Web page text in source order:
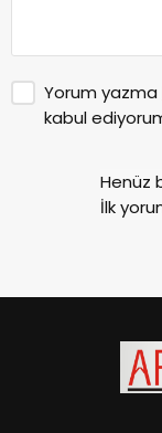
Yorum yazma
kabul
Henüz
İlk